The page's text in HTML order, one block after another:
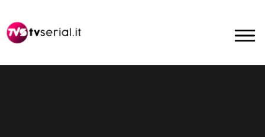
alla
navigazione
contenuto
MENU